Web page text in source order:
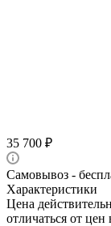
35 700 ₽
Самовывоз -
Характеристики
Цена
отличаться от